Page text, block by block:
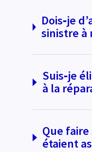
Dois‑je
sinistre à
Suis‑je
à la
Que faire
étaient